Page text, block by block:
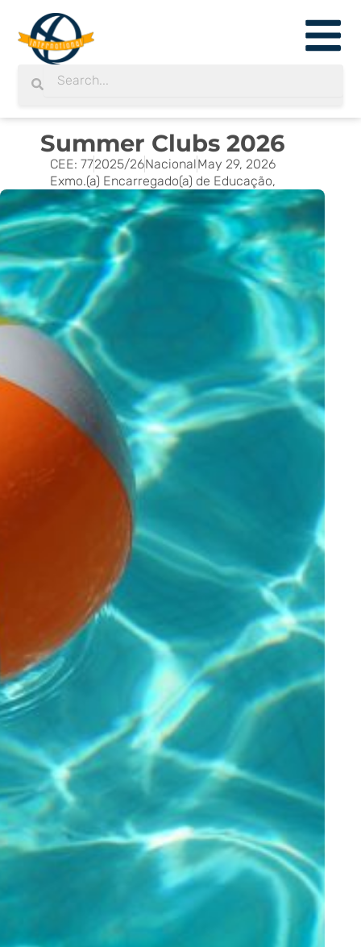
content
Search
Summer Clubs 2026
CEE: 772025/26NacionalMay 29, 2026
Exmo.(a) Encarregado(a) de Educação,